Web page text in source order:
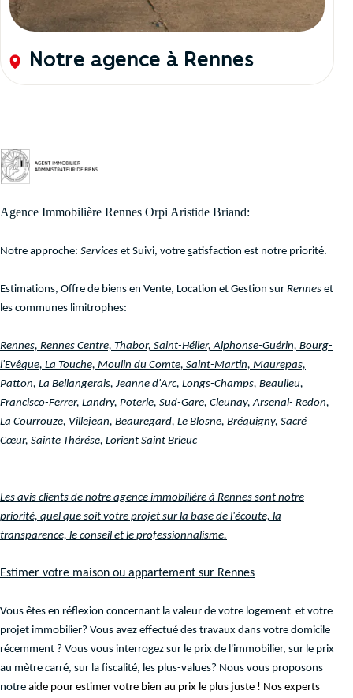
Notre agence à Rennes
Agence Immobilière Rennes Orpi Aristide Briand:
Notre approche: Services et Suivi, votre satisfaction est notre priorité.
Estimations, Offre de biens en Vente, Location et Gestion sur Rennes et
les communes limitrophes:
Rennes, Rennes Centre, Thabor, Saint-Hélier, Alphonse-Guérin, Bourg-
l'Evêque, La Touche, Moulin du Comte, Saint-Martin, Maurepas,
Patton, La Bellangerais, Jeanne d'Arc, Longs-Champs, Beaulieu,
Francisco-Ferrer, Landry, Poterie, Sud-Gare, Cleunay, Arsenal- Redon,
La Courrouze, Villejean, Beauregard, Le Blosne, Bréquigny, Sacré
Cœur, Sainte Thérése, Lorient Saint Brieuc
Les avis clients de notre agence immobilière à Rennes sont notre
priorité, quel que soit votre projet sur la base de l'écoute, la
transparence, le conseil et le professionnalisme.
Estimer votre maison ou appartement sur Rennes
Vous êtes en réflexion concernant la valeur de votre logement et votre
projet immobilier? Vous avez effectué des travaux dans votre domicile
récemment ? Vous vous interrogez sur le prix de l'immobilier, sur le prix
au mètre carré, sur la fiscalité, les plus-values? Nous vous proposons
notre aide pour estimer votre bien au prix le plus juste ! Nos experts